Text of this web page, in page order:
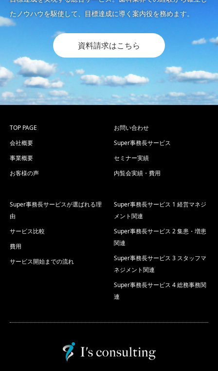
たノウハウを駆使して、目標達成に導く案内役を務めます。
資料請求はこちら
TOP PAGE
会社概要
事業概要
お客様の声
お問い合わせ
Super事務長サービス
セミナー実績
内覧会実績・費用
Super事務長サービスが選ばれる理
由
サービス比較
費用
サービス開始までの流れ
Super事務長サービス 1 経営マネジ
メント関連
Super事務長サービス 2 集患・増患
関連
Super事務長サービス 3 スタッフマ
ネジメント関連
Super事務長サービス 4 総務事務関
連